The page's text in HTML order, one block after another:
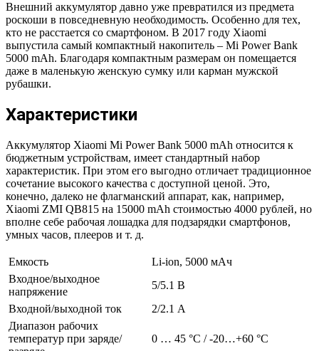
Внешний аккумулятор давно уже превратился из предмета
роскоши в повседневную необходимость. Особенно для тех,
кто не расстается со смартфоном. В 2017 году Xiaomi
выпустила самый компактный накопитель – Mi Power Bank
5000 mAh. Благодаря компактным размерам он помещается
даже в маленькую женскую сумку или карман мужской
рубашки.
Характеристики
Аккумулятор Xiaomi Mi Power Bank 5000 mAh относится к
бюджетным устройствам, имеет стандартный набор
характеристик. При этом его выгодно отличает традиционное
сочетание высокого качества с доступной ценой. Это,
конечно, далеко не флагманский аппарат, как, например,
Xiaomi ZMI QB815 на 15000 mAh стоимостью 4000 рублей, но
вполне себе рабочая лошадка для подзарядки смартфонов,
умных часов, плееров и т. д.
Емкость
Li-ion, 5000 мАч
Входное/выходное
напряжение
5/5.1 В
Входной/выходной ток
2/2.1 А
Диапазон рабочих
температур при заряде/
0 … 45 °С / -20…+60 °С